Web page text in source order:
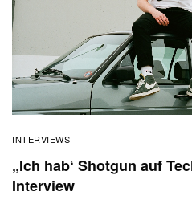
INTERVIEWS
„Ich hab‘ Shotgun auf
Interview